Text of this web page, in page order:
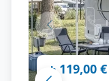
ab 119,00 €